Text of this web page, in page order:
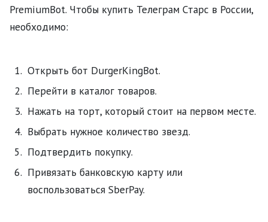
PremiumBot. Чтобы купить Телеграм Старс в России,
необходимо:
Открыть бот DurgerKingBot.
Перейти в каталог товаров.
Нажать на торт, который стоит на первом месте.
Выбрать нужное количество звезд.
Подтвердить покупку.
Привязать банковскую карту или
воспользоваться SberPay.